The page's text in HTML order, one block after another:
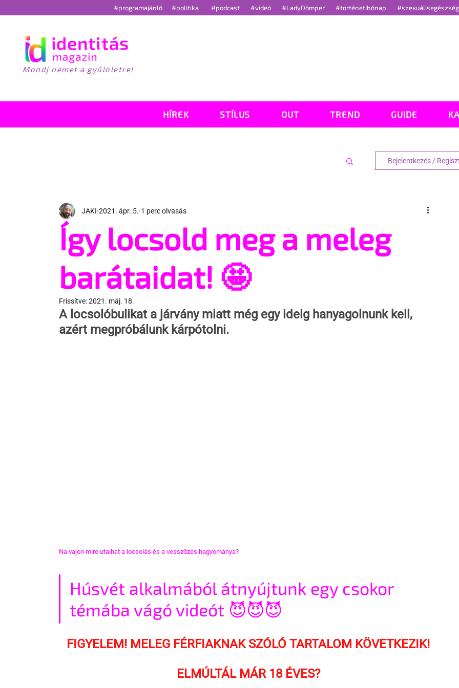
#programajánló #politika #podcast #videó #LadyDömper #történetihónap
Mondj nemet a gyűlöletre!
HÍREK STÍLUS OUT TREND GUIDE
Bejelentkezés /
Így locsold meg a meleg
barátaidat! 🤩
JAKI 2021. ápr. 5. 1 perc olvasás
Frissítve:2021. máj. 18.
A locsolóbulikat a járvány miatt még egy ideig hanyagolnunk kell,
azért megpróbálunk kárpótolni.
Na vajon mire utalhat a locsolás és a vesszőzés hagyománya?
Húsvét alkalmából átnyújtunk egy csokor
témába vágó videót 😈😈😈
FIGYELEM! MELEG FÉRFIAKNAK SZÓLÓ TARTALOM KÖVETKEZIK!
ELMÚLTÁL MÁR 18 ÉVES?